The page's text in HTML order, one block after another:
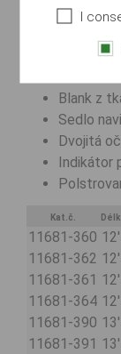
lov kaprů
mají proužek
Blank z
Sedlo
Dvojitá
Indikátor
Kat.č.
11681-360
11681-362
11681-361
11681-364
11681-390
11681-391
I